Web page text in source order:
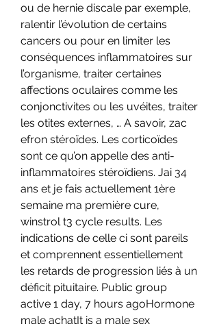
ou de hernie discale par exemple,
ralentir l’évolution de certains
cancers ou pour en limiter les
conséquences inflammatoires sur
l’organisme, traiter certaines
affections oculaires comme les
conjonctivites ou les uvéites, traiter
les otites externes, … A savoir, zac
efron stéroïdes. Les corticoïdes
sont ce qu’on appelle des anti-
inflammatoires stéroïdiens. Jai 34
ans et je fais actuellement 1ère
semaine ma première cure,
winstrol t3 cycle results. Les
indications de celle ci sont pareils
et comprennent essentiellement
les retards de progression liés à un
déficit pituitaire. Public group
active 1 day, 7 hours agoHormone
male achatIt is a male sex